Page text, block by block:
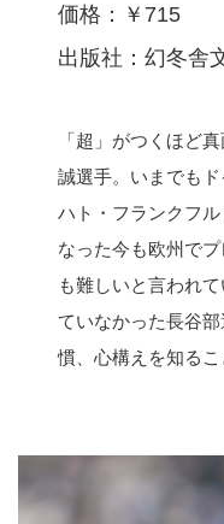
価格：￥715
出版社：幻冬舎
「超」がつくほど
誠選手。いまでも
ハト・フランクフ
なった今も欧州で
も難しいと言われ
ていなかった長谷
慣、心構えを知るこ